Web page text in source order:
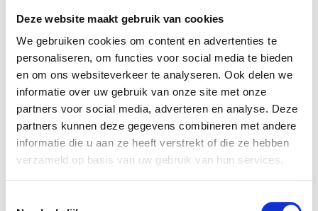
Deze website maakt gebruik van cookies
We gebruiken cookies om content en advertenties te
personaliseren, om functies voor social media te bieden
en om ons websiteverkeer te analyseren. Ook delen we
informatie over uw gebruik van onze site met onze
partners voor social media, adverteren en analyse. Deze
partners kunnen deze gegevens combineren met andere
informatie die u aan ze heeft verstrekt of die ze hebben
verzameld op basis van uw gebruik van hun services.
enigszins is afgekoeld, haal je de schillen
en kontjes uit de pan met een zeef of
schuimspaan.
Voeg nu de asperges toe die je van
tevoren in stukjes van 2 a 3 cm hebt
gesneden. Voeg zout en peper naar
smaak toe en breng aan de kook. Laat 5
minuten doorkoken.